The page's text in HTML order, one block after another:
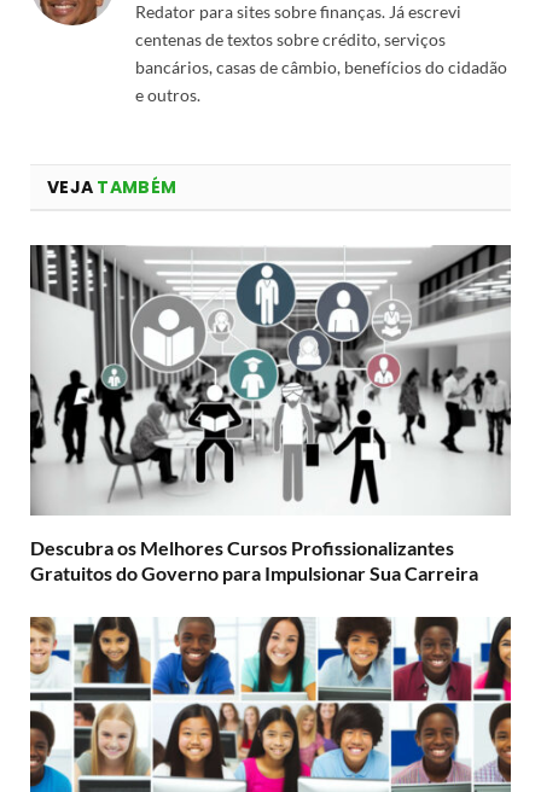
Redator para sites sobre finanças. Já escrevi
centenas de textos sobre crédito, serviços
bancários, casas de câmbio, benefícios do cidadão
e outros.
VEJA TAMBÉM
Descubra os Melhores Cursos Profissionalizantes
Gratuitos do Governo para Impulsionar Sua Carreira